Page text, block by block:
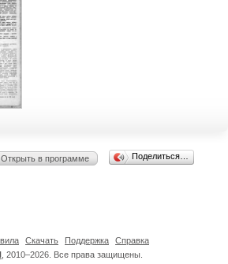
Открыть в программе Поделиться…
, 2010–2026. Все права защищены.
Скачать Поддержка Справка